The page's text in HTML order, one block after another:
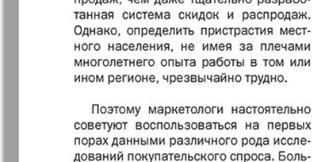
37 38
43
49 50
7плюс7я Авангард
Анонс Антенна
Афиша Augsburg Бизнес